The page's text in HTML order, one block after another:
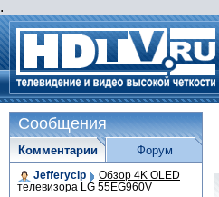
.
Сообщения
Комментарии
Jefferycip Обзор 4K OLED
телевизора LG 55EG960V
Форум